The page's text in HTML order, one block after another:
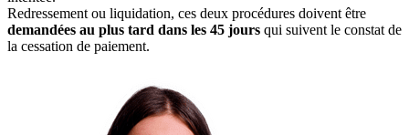
Redressement ou liquidation, ces deux procédures doivent être
demandées au plus tard dans les 45 jours qui suivent le constat de
la cessation de paiement.